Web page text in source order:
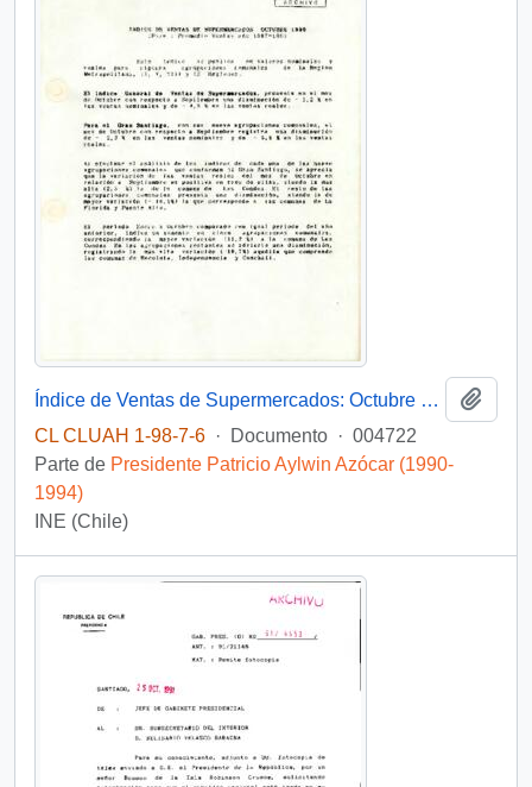
Índice de Ventas de Supermercados: Octubre 1990
CL CLUAH 1-98-7-6 · Documento · 004722
Parte de Presidente Patricio Aylwin Azócar (1990-
1994)
INE (Chile)